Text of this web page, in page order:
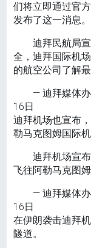
们将立即通过官
发布了这一消息。
迪拜民航局
全，迪拜国际机
的航空公司了解
— 迪拜媒体
16日
迪拜机场也宣布
勒马克图姆国际机
迪拜机场宣
飞往阿勒马克图姆
— 迪拜媒体
16日
在伊朗袭击迪拜
隧道。